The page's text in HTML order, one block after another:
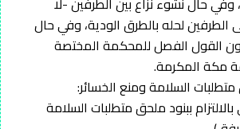
لحله بالطرق الودية، وفي حال
القول الفصل للمحكمة المختصة
مكة المكرمة.
متطلبات السلامة ومنع الخسائر:
ببنود ملحق متطلبات السلامة